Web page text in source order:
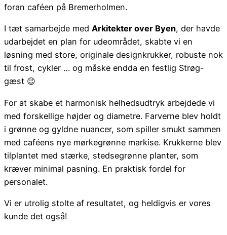
foran caféen på Bremerholmen.
I tæt samarbejde med Arkitekter over Byen, der havde
udarbejdet en plan for udeområdet, skabte vi en
løsning med store, originale designkrukker, robuste nok
til frost, cykler … og måske endda en festlig Strøg-
gæst 😉
For at skabe et harmonisk helhedsudtryk arbejdede vi
med forskellige højder og diametre. Farverne blev holdt
i grønne og gyldne nuancer, som spiller smukt sammen
med caféens nye mørkegrønne markise. Krukkerne blev
tilplantet med stærke, stedsegrønne planter, som
kræver minimal pasning. En praktisk fordel for
personalet.
Vi er utrolig stolte af resultatet, og heldigvis er vores
kunde det også!